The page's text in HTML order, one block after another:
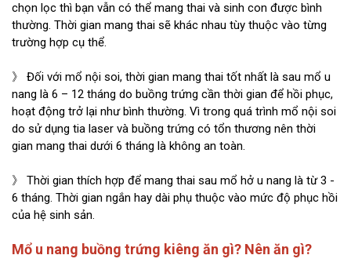
chọn lọc thì bạn vẫn có thể mang thai và sinh con được bình
thường. Thời gian mang thai sẽ khác nhau tùy thuộc vào từng
trường hợp cụ thể.
》 Đối với mổ nội soi, thời gian mang thai tốt nhất là sau mổ u
nang là 6 – 12 tháng do buồng trứng cần thời gian để hồi phục,
hoạt động trở lại như bình thường. Vì trong quá trình mổ nội soi
do sử dụng tia laser và buồng trứng có tổn thương nên thời
gian mang thai dưới 6 tháng là không an toàn.
》 Thời gian thích hợp để mang thai sau mổ hở u nang là từ 3 -
6 tháng. Thời gian ngắn hay dài phụ thuộc vào mức độ phục hồi
của hệ sinh sản.
Mổ u nang buồng trứng kiêng ăn gì? Nên ăn gì?